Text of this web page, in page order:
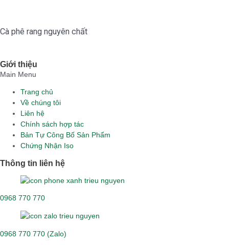
Cà phê rang nguyên chất
Giới thiệu
Main Menu
Trang chủ
Về chúng tôi
Liên hệ
Chính sách hợp tác
Bản Tự Công Bố Sản Phẩm
Chứng Nhận Iso
Thông tin liên hệ
0968 770 770
0968 770 770 (Zalo)